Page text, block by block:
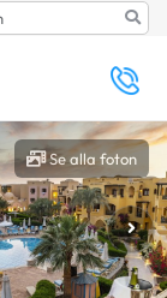
Se alla foton